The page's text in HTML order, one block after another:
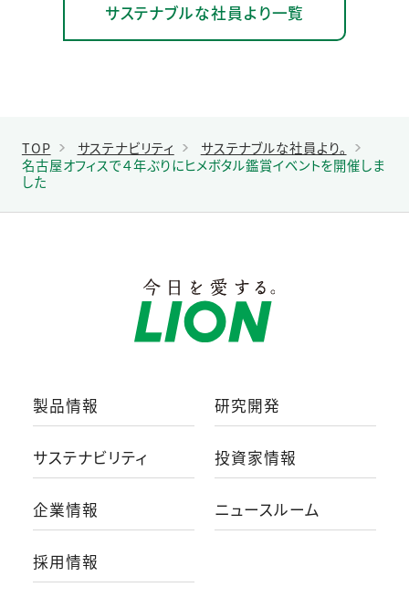
サステナブルな社員より一覧
TOP サステナビリティ
サステナブルな社員より。
名古屋オフィスで４年ぶりにヒメボタル鑑賞イベントを開催しま
した
製品情報 研究開発
サステナビリティ 投資家情報
企業情報 ニュースルーム
採用情報